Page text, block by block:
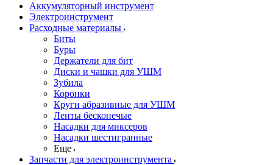
Аккумуляторный инструмент
Электроинструмент
Расходные материалы
Биты
Буры
Держатели для бит
Диски и чашки для УШМ
Зубила
Коронки
Круги абразивные для УШМ
Ленты бесконечые
Насадки для миксеров
Насадки шестигранные
Еще
Запчасти для электроинструмента